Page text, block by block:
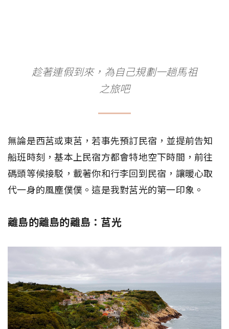
趁著連假到來，為自己規劃一趟馬祖
之旅吧
無論是西莒或東莒，若事先預訂民宿，並提前告知
船班時刻，基本上民宿方都會特地空下時間，前往
碼頭等候接駁，載著你和行李回到民宿，讓暖心取
代一身的風塵僕僕。這是我對莒光的第一印象。
離島的離島的離島：莒光